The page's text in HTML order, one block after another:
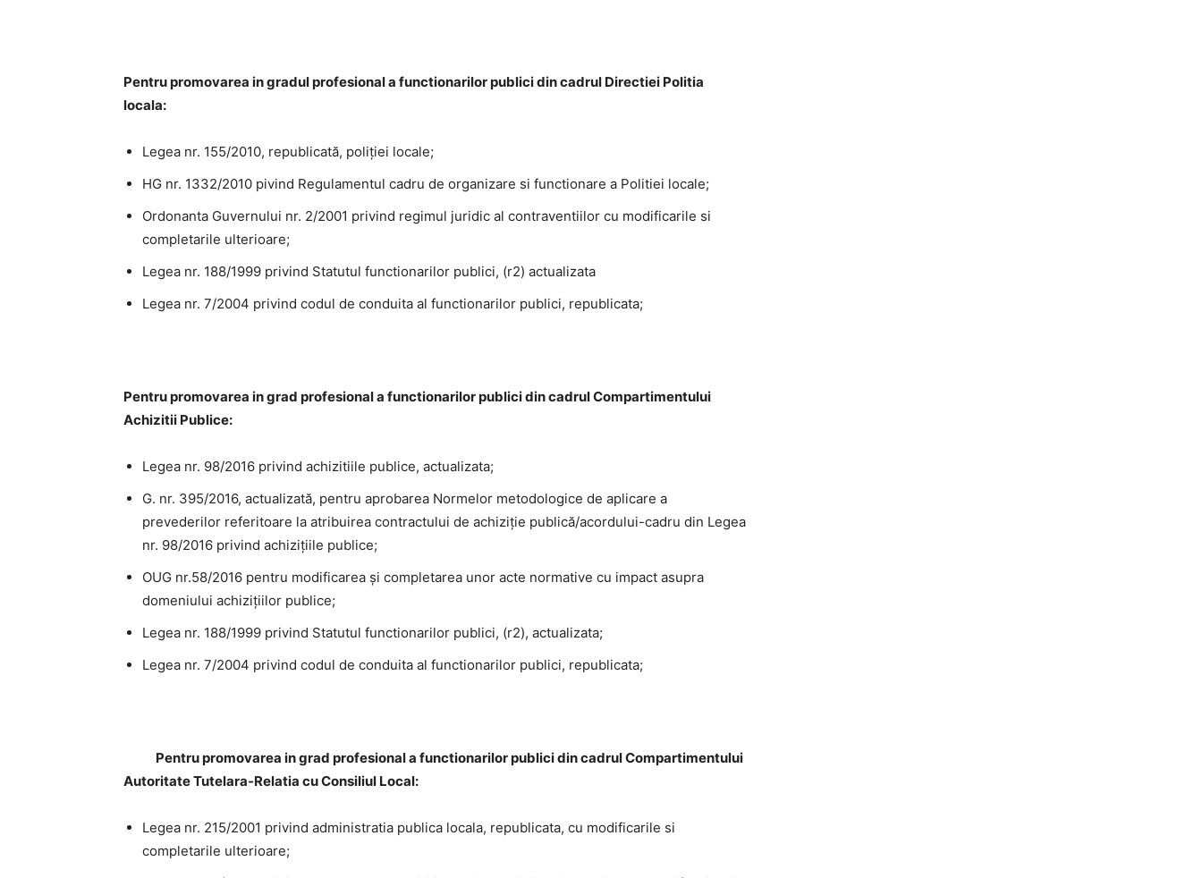
Pentru promovarea in gradul profesional a functionarilor publici din cadrul Directiei Politia
locala:
Legea nr. 155/2010, republicată, poliţiei locale;
HG nr. 1332/2010 pivind Regulamentul cadru de organizare si functionare a Politiei locale;
Ordonanta Guvernului nr. 2/2001 privind regimul juridic al contraventiilor cu modificarile si
completarile ulterioare;
Legea nr. 188/1999 privind Statutul functionarilor publici, (r2) actualizata
Legea nr. 7/2004 privind codul de conduita al functionarilor publici, republicata;
Pentru promovarea in grad profesional a functionarilor publici din cadrul Compartimentului
Achizitii Publice:
Legea nr. 98/2016 privind achizitiile publice, actualizata;
G. nr. 395/2016, actualizată, pentru aprobarea Normelor metodologice de aplicare a
prevederilor referitoare la atribuirea contractului de achiziţie publică/acordului-cadru din Legea
nr. 98/2016 privind achiziţiile publice;
OUG nr.58/2016 pentru modificarea şi completarea unor acte normative cu impact asupra
domeniului achiziţiilor publice;
Legea nr. 188/1999 privind Statutul functionarilor publici, (r2), actualizata;
Legea nr. 7/2004 privind codul de conduita al functionarilor publici, republicata;
Pentru promovarea in grad profesional a functionarilor publici din cadrul Compartimentului
Autoritate Tutelara-Relatia cu Consiliul Local:
Legea nr. 215/2001 privind administratia publica locala, republicata, cu modificarile si
completarile ulterioare;